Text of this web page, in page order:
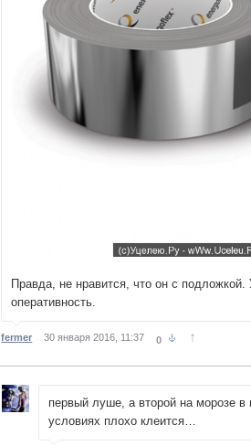
Правда, не нравится, что он с подложкой.
оперативность.
fermer 30 января 2016, 11:37 0 ↑
первый луше, а второй на морозе в
условиях плохо клеится…